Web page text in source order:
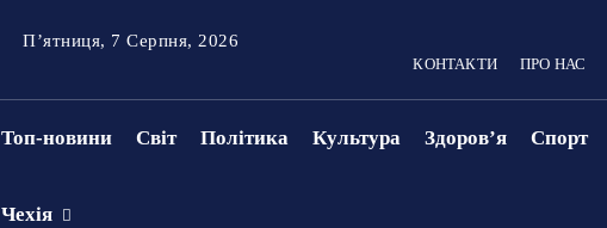
П’ятниця, 7 Серпня, 2026
КОНТАКТИ ПРО НАС
Топ-новини Світ Політика Культура Здоровʼя Спорт
Чехія